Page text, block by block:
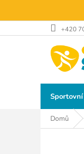
obsah
+420
Domů
P